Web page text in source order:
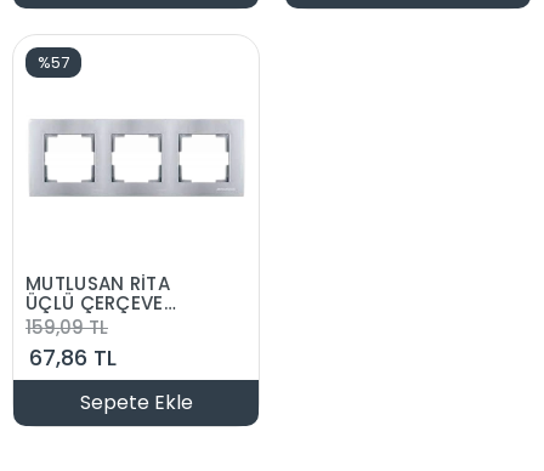
%57
MUTLUSAN RİTA
ÜÇLÜ ÇERÇEVE
YATAY
159,09 TL
67,86 TL
Sepete Ekle